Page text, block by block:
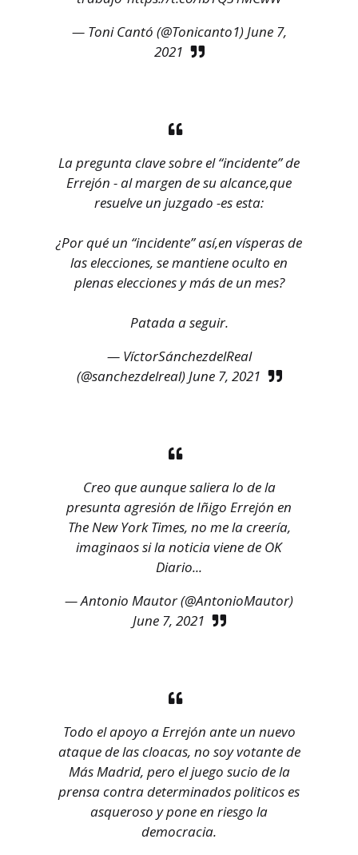
— Toni Cantó (@Tonicanto1)June 7,
2021
La pregunta clave sobre el “incidente” de
Errejón - al margen de su alcance,que
resuelve un juzgado -es esta:
¿Por qué un “incidente” así,en vísperas de
las elecciones, se mantiene oculto en
plenas elecciones y más de un mes?
Patada a seguir.
— VíctorSánchezdelReal
(@sanchezdelreal)June 7, 2021
Creo que aunque saliera lo de la
presunta agresión de Iñigo Errejón en
The New York Times, no me la creería,
imaginaos si la noticia viene de OK
Diario...
— Antonio Mautor (@AntonioMautor)
June 7, 2021
Todo el apoyo a Errejón ante un nuevo
ataque de las cloacas, no soy votante de
Más Madrid, pero el juego sucio de la
prensa contra determinados politicos es
asqueroso y pone en riesgo la
democracia.